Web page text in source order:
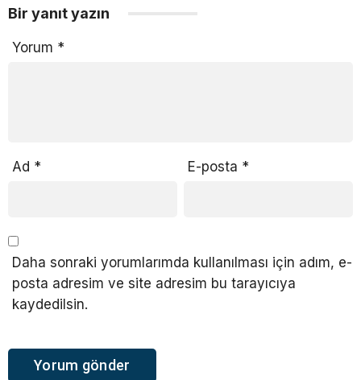
Bir yanıt yazın
Yorum *
Ad * E-posta *
Daha sonraki yorumlarımda kullanılması için adım, e-
posta adresim ve site adresim bu tarayıcıya
kaydedilsin.